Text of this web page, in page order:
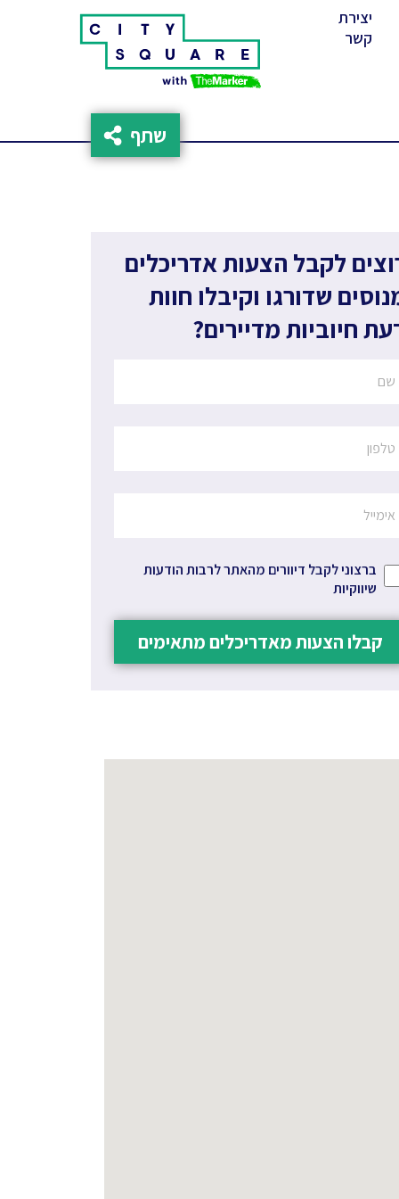
יצירת
קשר
שתף
לקבל הצעות אדריכלים
שדורגו וקיבלו חוות
חיוביות מדיירים?
ברצוני לקבל דיוורים מהאתר לרבות הודעות
שיווקיות
קבלו הצעות מאדריכלים מתאימים